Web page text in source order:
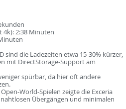
4k): 2:38 Minuten
sind die Ladezeiten etwa 15-30% kürzer,
mit DirectStorage-Support am
spürbar, da hier oft andere
World-Spielen zeigte die Exceria
Übergängen und minimalen